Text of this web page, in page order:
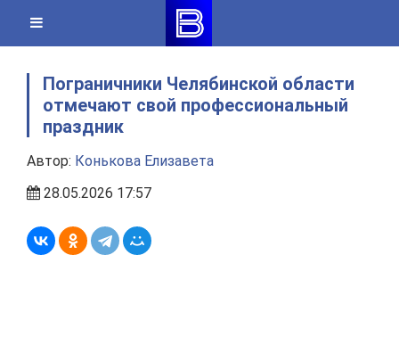
content
Пограничники Челябинской области
отмечают свой профессиональный
праздник
Автор: Конькова Елизавета
28.05.2026 17:57